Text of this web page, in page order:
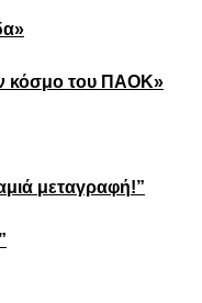
κόσμο του ΠΑΟΚ»
μεταγραφή!”